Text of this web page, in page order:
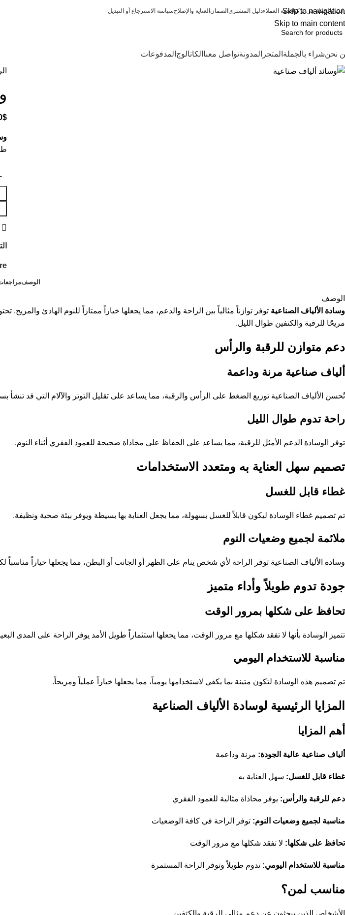
Skip to navigation
Skip to main content
بالجملة في تركياخدمة العملاءدليل المشتريالضمانالعناية والإصلاح‏سياسة الاسترجاع أو التبديل
نحنشراء بالجملة المتجر المدونةتواصل معنا الكاتالوج المدفوعات
$
الوصفمراجعات
الوصف
وسادة الألياف الصناعية توفر توازناً مثالياً بين الراحة والدعم، مما يجعلها خياراً ممتازاً للنوم الهادئ
مريحًا للرقبة والكتفين طوال الليل.
دعم متوازن للرقبة والرأس
ألياف صناعية مرنة وداعمة
تُحسن الألياف الصناعية توزيع الضغط على الرأس والرقبة، مما يساعد على تقليل التوتر والآلام التي قد تنشأ
راحة تدوم طوال الليل
توفر الوسادة الدعم الأمثل للرقبة، مما يساعد على الحفاظ على محاذاة صحيحة للعمود الفقري أثناء النوم.
تصميم سهل العناية به ومتعدد الاستخدامات
غطاء قابل للغسل
تم تصميم غطاء الوسادة ليكون قابلاً للغسل بسهولة، مما يجعل العناية بها بسيطة ويوفر بيئة صحية ونظيفة.
ملائمة لجميع وضعيات النوم
وسادة الألياف الصناعية توفر الراحة لأي شخص ينام على الظهر أو الجانب أو البطن، مما يجعلها خياراً مناسباً
جودة تدوم طويلاً وأداء متميز
تحافظ على شكلها بمرور الوقت
تتميز الوسادة بأنها لا تفقد شكلها مع مرور الوقت، مما يجعلها استثماراً طويل الأمد يوفر الراحة على المدى
مناسبة للاستخدام اليومي
تم تصميم هذه الوسادة لتكون متينة بما يكفي لاستخدامها يومياً، مما يجعلها خياراً عملياً ومريحاً.
المزايا الرئيسية لوسادة الألياف الصناعية
أهم المزايا
ألياف صناعية عالية الجودة: مرنة وداعمة
غطاء قابل للغسل: سهل العناية به
دعم للرقبة والرأس: يوفر محاذاة مثالية للعمود الفقري
مناسبة لجميع وضعيات النوم: توفر الراحة في كافة الوضعيات
تحافظ على شكلها: لا تفقد شكلها مع مرور الوقت
مناسبة للاستخدام اليومي: تدوم طويلاً وتوفر الراحة المستمرة
مناسب لمن؟
الأشخاص الذين يبحثون عن دعم مثالي للرقبة والكتفين